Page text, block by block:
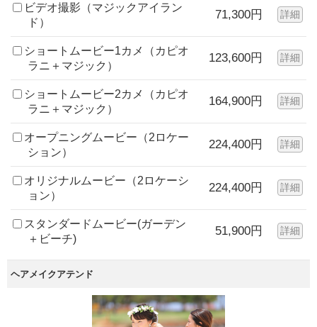
ビデオ撮影（マジックアイラン
ド）
71,300円 詳細
ショートムービー1カメ（カピオ
ラニ＋マジック）
123,600円 詳細
ショートムービー2カメ（カピオ
ラニ＋マジック）
164,900円 詳細
オープニングムービー（2ロケー
ション）
224,400円 詳細
オリジナルムービー（2ロケーシ
ョン）
224,400円 詳細
スタンダードムービー(ガーデン
＋ビーチ)
51,900円 詳細
ヘアメイクアテンド